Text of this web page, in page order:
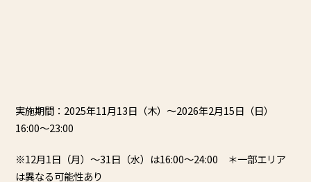
実施期間：2025年11月13日（木）～2026年2月15日（日）
16:00～23:00
※12月1日（月）～31日（水）は16:00～24:00 ＊一部エリア
は異なる可能性あり